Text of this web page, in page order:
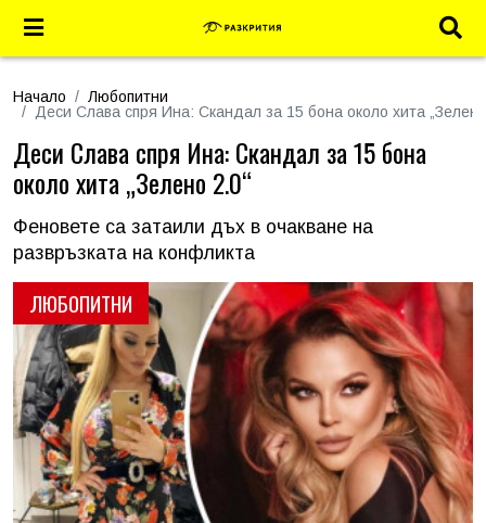
Начало
Любопитни
Деси Слава спря Ина: Скандал за 15 бона около хита
ЛЮБОПИТНИ
Деси Слава спря Ина: Скандал за 15 бона
около хита „Зелено 2.0“
Феновете са затаили дъх в очакване на
развръзката на конфликта